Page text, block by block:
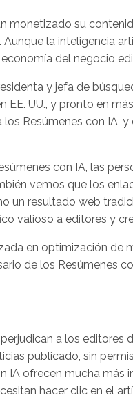
monetizado su
la inteligencia
del negocio
y jefa de
UU., y pronto en
Resúmenes con IA,
con IA, las
vemos que los
un resultado web
valioso a editores y
en optimización de
de los Resúmenes
a los editores
publicado, sin
IA ofrecen mucha más
hacer clic en el